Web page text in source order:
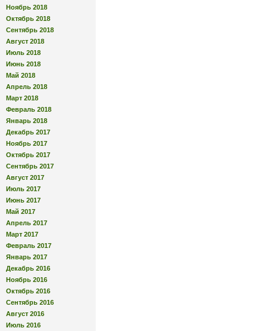
Ноябрь 2018
Октябрь 2018
Сентябрь 2018
Август 2018
Июль 2018
Июнь 2018
Май 2018
Апрель 2018
Март 2018
Февраль 2018
Январь 2018
Декабрь 2017
Ноябрь 2017
Октябрь 2017
Сентябрь 2017
Август 2017
Июль 2017
Июнь 2017
Май 2017
Апрель 2017
Март 2017
Февраль 2017
Январь 2017
Декабрь 2016
Ноябрь 2016
Октябрь 2016
Сентябрь 2016
Август 2016
Июль 2016